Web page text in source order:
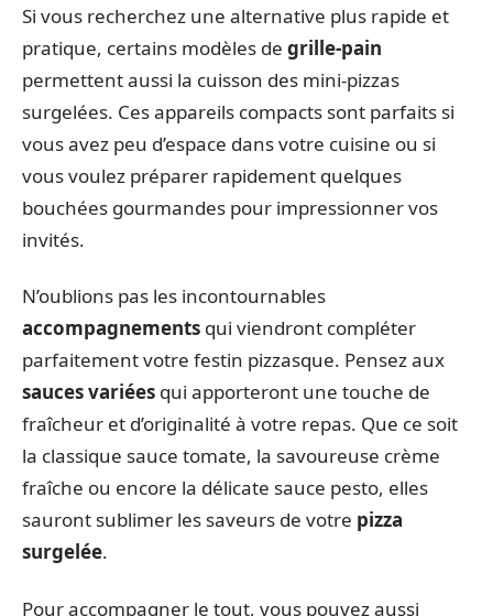
Si vous recherchez une alternative plus rapide et
pratique, certains modèles de grille-pain
permettent aussi la cuisson des mini-pizzas
surgelées. Ces appareils compacts sont parfaits si
vous avez peu d’espace dans votre cuisine ou si
vous voulez préparer rapidement quelques
bouchées gourmandes pour impressionner vos
invités.
N’oublions pas les incontournables
accompagnements qui viendront compléter
parfaitement votre festin pizzasque. Pensez aux
sauces variées qui apporteront une touche de
fraîcheur et d’originalité à votre repas. Que ce soit
la classique sauce tomate, la savoureuse crème
fraîche ou encore la délicate sauce pesto, elles
sauront sublimer les saveurs de votre pizza
surgelée.
Pour accompagner le tout, vous pouvez aussi